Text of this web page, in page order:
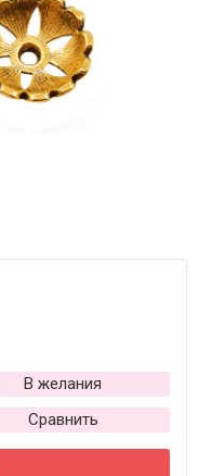
В желания
Сравнить